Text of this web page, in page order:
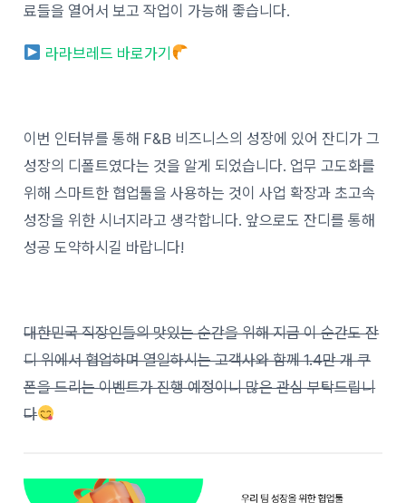
료들을 열어서 보고 작업이 가능해 좋습니다.
라라브레드 바로가기
이번 인터뷰를 통해 F&B 비즈니스의 성장에 있어 잔디가 그
성장의 디폴트였다는 것을 알게 되었습니다. 업무 고도화를
위해 스마트한 협업툴을 사용하는 것이 사업 확장과 초고속
성장을 위한 시너지라고 생각합니다. 앞으로도 잔디를 통해
성공 도약하시길 바랍니다!
대한민국 직장인들의 맛있는 순간을 위해 지금 이 순간도 잔
디 위에서 협업하며 열일하시는 고객사와 함께 1.4만 개 쿠
폰을 드리는 이벤트가 진행 예정이니 많은 관심 부탁드립니
다